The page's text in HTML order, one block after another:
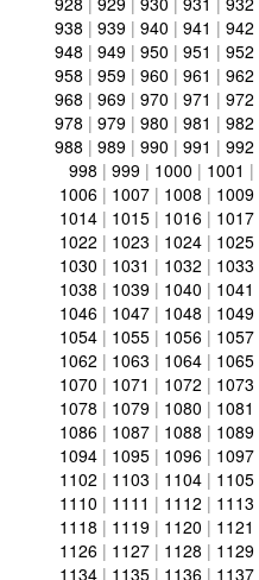
938 | 939 | 940 | 941 | 942
948 | 949 | 950 | 951 | 952
958 | 959 | 960 | 961 | 962
968 | 969 | 970 | 971 | 972
978 | 979 | 980 | 981 | 982
988 | 989 | 990 | 991 | 992
998 | 999 | 1000 | 1001 |
1006 | 1007 | 1008 | 1009
1014 | 1015 | 1016 | 1017
1022 | 1023 | 1024 | 1025
1030 | 1031 | 1032 | 1033
1038 | 1039 | 1040 | 1041
1046 | 1047 | 1048 | 1049
1054 | 1055 | 1056 | 1057
1062 | 1063 | 1064 | 1065
1070 | 1071 | 1072 | 1073
1078 | 1079 | 1080 | 1081
1086 | 1087 | 1088 | 1089
1094 | 1095 | 1096 | 1097
1102 | 1103 | 1104 | 1105
1110 | 1111 | 1112 | 1113
1118 | 1119 | 1120 | 1121
1126 | 1127 | 1128 | 1129
1134 | 1135 | 1136 | 1137